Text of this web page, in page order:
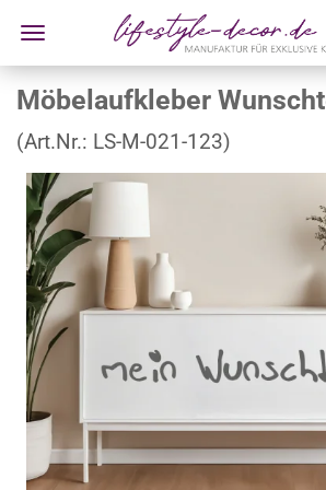
Möbelaufkleber
(Art.Nr.: LS-M-021-123)